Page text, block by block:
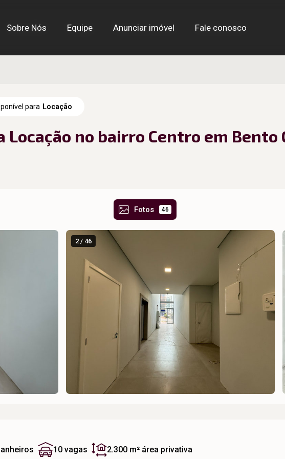
Sobre Nós Equipe Anunciar imóvel Fale conosco
Sobre Nós Equipe Anunciar imóvel Fale conosco
para Locação
no bairro Centro em Bento
Fotos 46
2 / 46
10 vagas 2.300 m² área privativa